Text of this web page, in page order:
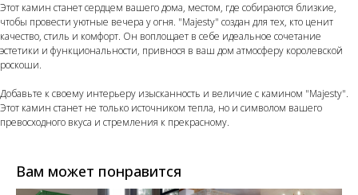
Этот камин станет сердцем вашего дома, местом, где собираются близкие,
чтобы провести уютные вечера у огня. "Majesty" создан для тех, кто ценит
качество, стиль и комфорт. Он воплощает в себе идеальное сочетание
эстетики и функциональности, привнося в ваш дом атмосферу королевской
роскоши.
Добавьте к своему интерьеру изысканность и величие с камином "Majesty".
Этот камин станет не только источником тепла, но и символом вашего
превосходного вкуса и стремления к прекрасному.
Вам может понравится